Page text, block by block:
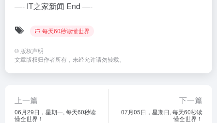
—- IT之家新闻 End —-
每天60秒读懂世界
© 版权声明
文章版权归作者所有，未经允许请勿转载。
上一篇
06月29日，星期一, 每天60秒读
懂全世界！
下一篇
07月05日，星期日, 每天60秒读
懂全世界！